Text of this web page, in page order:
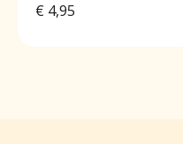
€ 4,95